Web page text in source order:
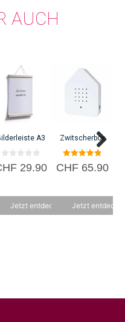
AUCH
A3
0
v
29.90
Jetzt entdecken
Zwitscherbox
4.87
von 5
CHF65.90
Jetzt